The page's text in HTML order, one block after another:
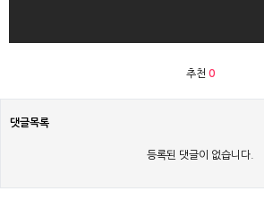
추천 0
댓글목록
등록된 댓글이 없습니다.